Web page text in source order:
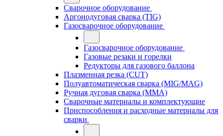
Сварочное оборудование
Аргонодуговая сварка (TIG)
Газосварочное оборудование
Газосварочное оборудование
Газовые резаки и горелки
Редукторы для газового баллона
Плазменная резка (CUT)
Полуавтоматическая сварка (MIG/MAG)
Ручная дуговая сварка (MMA)
Сварочные материалы и комплектующие
Приспособления и расходные материалы для
сварки